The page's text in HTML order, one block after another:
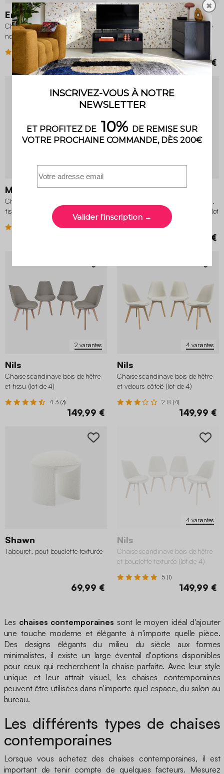
Erin
Chaise décor bois courbé teinté
noyer et tissu déperlant pieds
métal chromé (lot de 2)
4 (6)
119,99 €
Chaise métal et simili cuir (lot de
2)
4.5 (2)
129,99 €
Maloa
Chaise cantilever arrondie métal,
tissu chenille et pieds chromés (lot
5 (2)
Maloa
Chaise cantilever arrondie métal,
velours côtelé et pieds chromés (lot
de 2)
3.4 (5)
149,99 €
2 variantes
Nils
Chaise scandinave bois de hêtre
et tissu (lot de 4)
4.3 (3)
149,99 €
4 variantes
Nils
Chaise scandinave bois de hêtre
et velours côtelé (lot de 4)
2.8 (4)
149,99 €
Shawn
Tabouret, pouf bouclette texturée
69,99 €
4 variantes
Nils
Chaise scandinave bois de hêtre
et bouclette texturée (lot de 4)
5 (1)
149,99 €
Les chaises contemporaines sont le moyen idéal d'ajouter
une touche moderne et élégante à n'importe quelle pièce.
Des designs élégants du milieu du siècle aux formes
minimalistes, il existe un large éventail d'options disponibles
pour ceux qui recherchent la chaise parfaite. Avec leur style
unique et leur attrait visuel, les chaises contemporaines
peuvent être utilisées dans n'importe quel espace, du salon au
bureau.
Les différents types de chaises
contemporaines
Lorsque vous achetez des chaises contemporaines, il est
important de tenir compte de quelques facteurs. Mesurez
✖